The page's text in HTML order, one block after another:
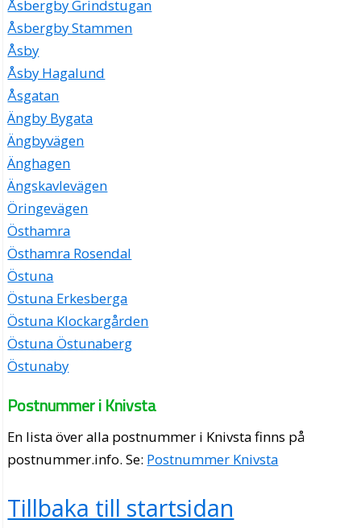
Åsbergby Grindstugan
Åsbergby Stammen
Åsby
Åsby Hagalund
Åsgatan
Ängby Bygata
Ängbyvägen
Änghagen
Ängskavlevägen
Öringevägen
Östhamra
Östhamra Rosendal
Östuna
Östuna Erkesberga
Östuna Klockargården
Östuna Östunaberg
Östunaby
Postnummer i Knivsta
En lista över alla postnummer i Knivsta finns på
postnummer.info. Se: Postnummer Knivsta
Tillbaka till startsidan